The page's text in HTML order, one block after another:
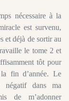
nécessaire à la
est survenu,
et déjà de sortir au
le tome 2 et
tôt pour
fin d’année. Le
négatif dans ma
de m’adonner